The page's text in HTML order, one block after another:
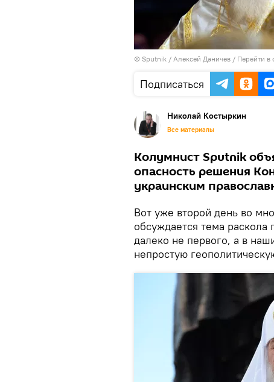
© Sputnik / Алексей Даничев / Перейти в
Подписаться
Николай Костыркин
Все материалы
Колумнист Sputnik
опасность решения
украинским
Вот уже второй день во
обсуждается тема
далеко не первого, а в
непростую